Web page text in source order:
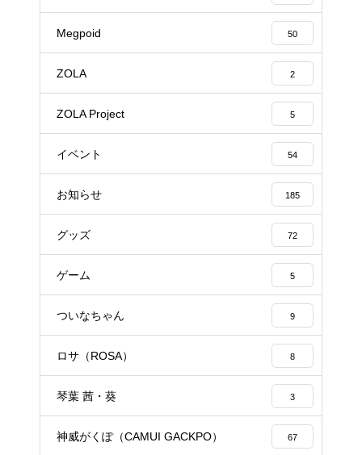
Megpoid 50
ZOLA 2
ZOLA Project 5
イベント 54
お知らせ 185
グッズ 72
ゲーム 5
ついなちゃん 9
ロサ（ROSA） 8
琴葉 茜・葵 3
神威がくぽ（CAMUI GACKPO） 67